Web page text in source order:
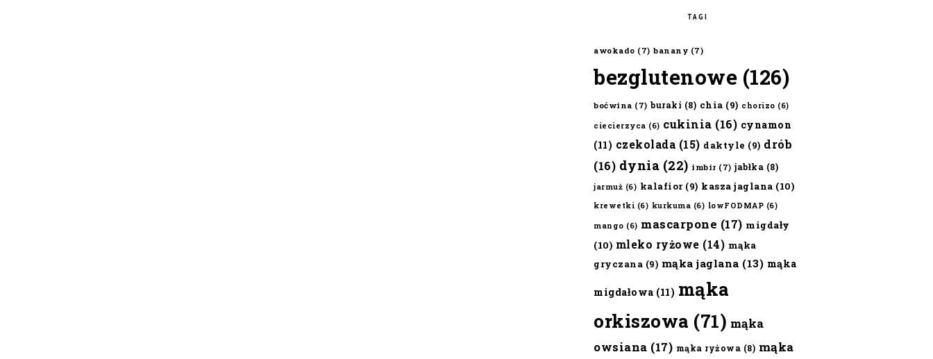
TAGI
awokado (7) banany (7)
bezglutenowe (126)
boćwina (7) buraki (8) chia (9) chorizo (6)
ciecierzyca (6) cukinia (16) cynamon
(11) czekolada (15) daktyle (9) drób
(16) dynia (22) imbir (7) jabłka (8)
jarmuż (6) kalafior(9) kasza jaglana (10)
krewetki (6) kurkuma (6) lowFODMAP (6)
mango (6) mascarpone (17) migdały
(10) mleko ryżowe (14) mąka
gryczana (9) mąka jaglana (13) mąka
migdałowa (11) mąka
orkiszowa (71) mąka
owsiana (17) mąka ryżowa (8) mąka